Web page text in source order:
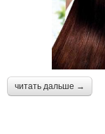
читать дальше →